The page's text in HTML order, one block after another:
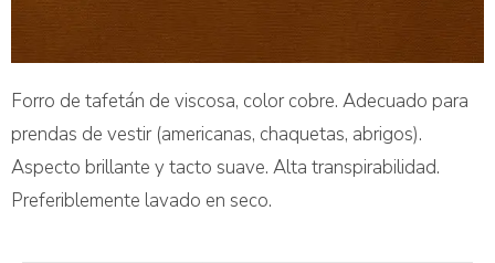
Forro de tafetán de viscosa, color cobre. Adecuado para
prendas de vestir (americanas, chaquetas, abrigos).
Aspecto brillante y tacto suave. Alta transpirabilidad.
Preferiblemente lavado en seco.